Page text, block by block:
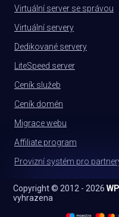
Virtuální server se správou
Virtuální servery
Dedikované servery
LiteSpeed server
Ceník služeb
Ceník domén
Migrace webu
Affiliate program
Provizní systém pro
Copyright © 2012 - 2026
vyhrazena